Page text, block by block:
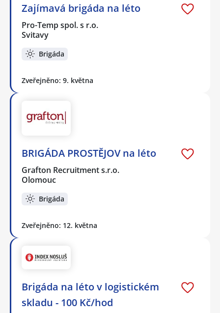
Zajímavá brigáda na léto
Pro-Temp spol. s r.o.
Svitavy
Brigáda
Zveřejněno: 9. května
BRIGÁDA PROSTĚJOV na léto
Grafton Recruitment s.r.o.
Olomouc
Brigáda
Zveřejněno: 12. května
Brigáda na léto v logistickém
skladu - 100 Kč/hod